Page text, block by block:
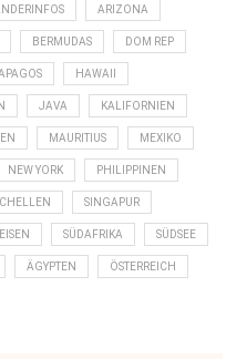
ARIZONA
BERMUDAS DOM REP
HAWAII
JAVA KALIFORNIEN
MAURITIUS MEXIKO
NEW YORK PHILIPPINEN
SINGAPUR
SÜDAFRIKA SÜDSEE
ÄGYPTEN ÖSTERREICH